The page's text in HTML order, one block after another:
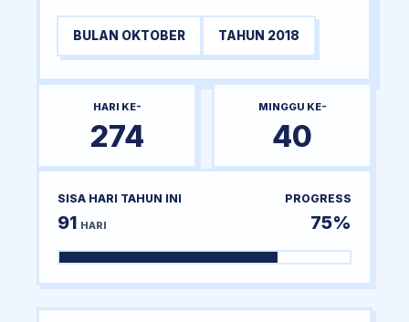
BULAN OKTOBER TAHUN 2018
HARI KE-
274
MINGGU KE-
40
SISA HARI TAHUN INI
91 HARI
PROGRESS
75%